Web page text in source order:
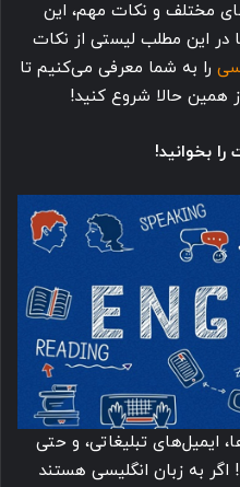
مختلف و نکات مهم، این
در این مطلب لیستی از نکات
را به شما معرفی می‌کنیم تا
همین حالا شروع کنید!
بخوانید!
ایمیل‌های تبلیغاتی، و حتی
اگر به زبان انگلیسی هستند